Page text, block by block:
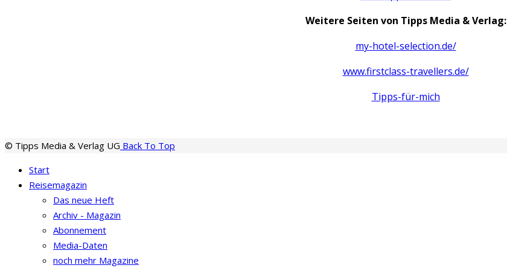
Weitere Seiten von Tipps Media & Verlag:
my-hotel-selection.de/
www.firstclass-travellers.de/
Tipps-für-mich
© Tipps Media & Verlag UG Back To Top
Start
Reisemagazin
Das neue Heft
Archiv - Magazin
Abonnement
Media-Daten
noch mehr Magazine